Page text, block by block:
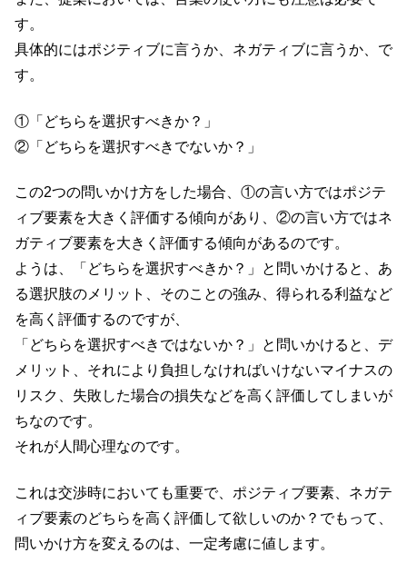
す。
具体的にはポジティブに言うか、ネガティブに言うか、で
す。
①「どちらを選択すべきか？」
②「どちらを選択すべきでないか？」
この2つの問いかけ方をした場合、①の言い方ではポジテ
ィブ要素を大きく評価する傾向があり、②の言い方ではネ
ガティブ要素を大きく評価する傾向があるのです。
ようは、「どちらを選択すべきか？」と問いかけると、あ
る選択肢のメリット、そのことの強み、得られる利益など
を高く評価するのですが、
「どちらを選択すべきではないか？」と問いかけると、デ
メリット、それにより負担しなければいけないマイナスの
リスク、失敗した場合の損失などを高く評価してしまいが
ちなのです。
それが人間心理なのです。
これは交渉時においても重要で、ポジティブ要素、ネガテ
ィブ要素のどちらを高く評価して欲しいのか？でもって、
問いかけ方を変えるのは、一定考慮に値します。